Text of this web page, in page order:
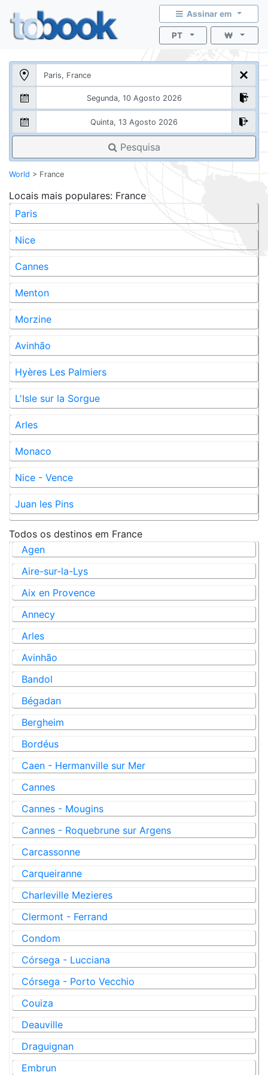
Assinar em
PT ₩
Pesquisa
World > France
Locais mais populares: France
Paris
Nice
Cannes
Menton
Morzine
Avinhão
Hyères Les Palmiers
L'Isle sur la Sorgue
Arles
Monaco
Nice - Vence
Juan les Pins
Todos os destinos em France
Agen
Aire-sur-la-Lys
Aix en Provence
Annecy
Arles
Avinhão
Bandol
Bégadan
Bergheim
Bordéus
Caen - Hermanville sur Mer
Cannes
Cannes - Mougins
Cannes - Roquebrune sur Argens
Carcassonne
Carqueiranne
Charleville Mezieres
Clermont - Ferrand
Condom
Córsega - Lucciana
Córsega - Porto Vecchio
Couiza
Deauville
Draguignan
Embrun